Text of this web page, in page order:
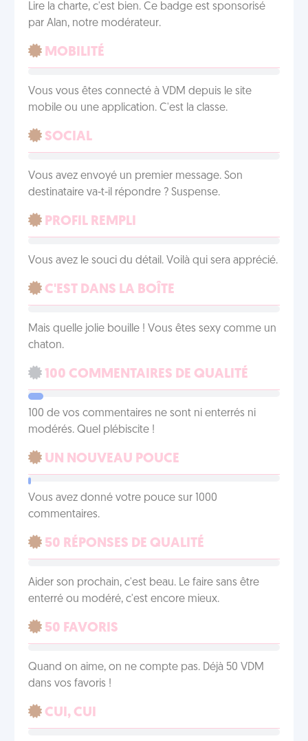
Lire la charte, c'est bien. Ce badge est sponsorisé
par Alan, notre modérateur.
MOBILITÉ
Vous vous êtes connecté à VDM depuis le site
mobile ou une application. C'est la classe.
SOCIAL
Vous avez envoyé un premier message. Son
destinataire va-t-il répondre ? Suspense.
PROFIL REMPLI
Vous avez le souci du détail. Voilà qui sera apprécié.
C'EST DANS LA BOÎTE
Mais quelle jolie bouille ! Vous êtes sexy comme un
chaton.
100 COMMENTAIRES DE QUALITÉ
100 de vos commentaires ne sont ni enterrés ni
modérés. Quel plébiscite !
UN NOUVEAU POUCE
Vous avez donné votre pouce sur 1000
commentaires.
50 RÉPONSES DE QUALITÉ
Aider son prochain, c'est beau. Le faire sans être
enterré ou modéré, c'est encore mieux.
50 FAVORIS
Quand on aime, on ne compte pas. Déjà 50 VDM
dans vos favoris !
CUI, CUI